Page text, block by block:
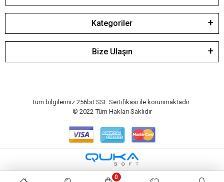
Kategoriler
Bize Ulaşın
Tüm bilgileriniz 256bit SSL Sertifikası ile korunmaktadır.
© 2022 Tüm Hakları Saklıdır
0